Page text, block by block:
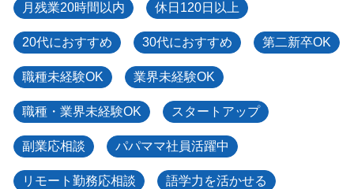
月残業20時間以内 休日120日以上
20代におすすめ 30代におすすめ 第二新卒OK
職種未経験OK 業界未経験OK
職種・業界未経験OK スタートアップ
副業応相談 パパママ社員活躍中
リモート勤務応相談 語学力を活かせる